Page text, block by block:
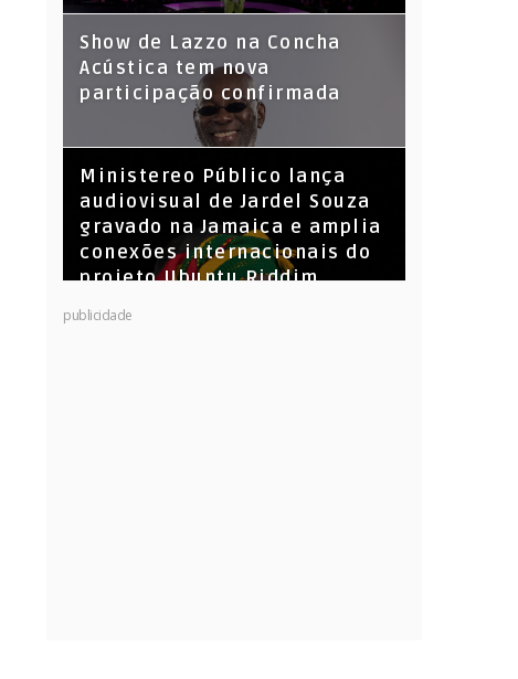
Show de Lazzo na Concha
Acústica tem nova
participação confirmada
​Ministereo Público lança
audiovisual de Jardel Souza
gravado na Jamaica e amplia
conexões internacionais do
projeto Ubuntu Riddim
KL Jay (Racionais MC’s), DJ
publicidade